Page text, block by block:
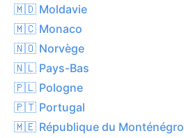
🇲🇩 Moldavie
🇲🇨 Monaco
🇳🇴 Norvège
🇳🇱 Pays-Bas
🇵🇱 Pologne
🇵🇹 Portugal
🇲🇪 République du Monténégro